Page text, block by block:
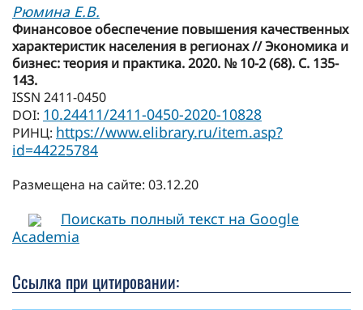
Рюмина Е.В.
Финансовое обеспечение повышения качественных
характеристик населения в регионах // Экономика и
бизнес: теория и практика. 2020. № 10-2 (68). С. 135-
143.
ISSN 2411-0450
DOI: 10.24411/2411-0450-2020-10828
РИНЦ: https://www.elibrary.ru/item.asp?
id=44225784
Размещена на сайте: 03.12.20
Поискать полный текст на Google
Academia
Ссылка при цитировании: